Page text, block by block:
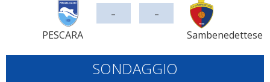
PESCARA
- -
Sambenedettese
SONDAGGIO